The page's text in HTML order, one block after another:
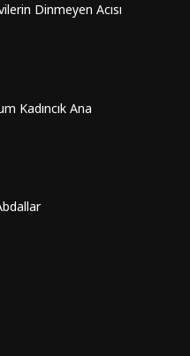
Dinmeyen Acısı
Kadıncık Ana